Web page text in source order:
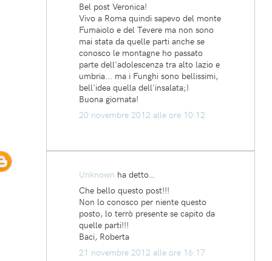
Bel post Veronica!
Vivo a Roma quindi sapevo del monte
Fumaiolo e del Tevere ma non sono
mai stata da quelle parti anche se
conosco le montagne ho passato
parte dell'adolescenza tra alto lazio e
umbria... ma i Funghi sono bellissimi,
bell'idea quella dell'insalata;)
Buona giornata!
20 novembre 2012 alle ore 10:12
Unknown ha detto…
Che bello questo post!!!
Non lo conosco per niente questo
posto, lo terrò presente se capito da
quelle parti!!!
Baci, Roberta
21 novembre 2012 alle ore 16:17